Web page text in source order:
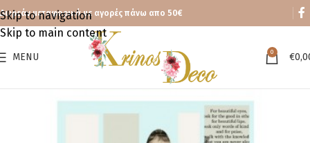
Skip to navigation
Skip to main content
Δωρεάν μεταφορικά με αγορές πάνω απο 50€
MENU 0 €